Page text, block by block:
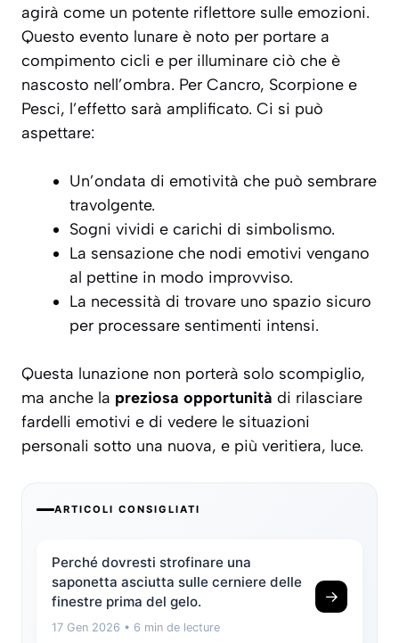
agirà come un potente riflettore sulle emozioni.
Questo evento lunare è noto per portare a
compimento cicli e per illuminare ciò che è
nascosto nell’ombra. Per Cancro, Scorpione e
Pesci, l’effetto sarà amplificato. Ci si può
aspettare:
Un’ondata di emotività che può sembrare
travolgente.
Sogni vividi e carichi di simbolismo.
La sensazione che nodi emotivi vengano
al pettine in modo improvviso.
La necessità di trovare uno spazio sicuro
per processare sentimenti intensi.
Questa lunazione non porterà solo scompiglio,
ma anche la preziosa opportunità di rilasciare
fardelli emotivi e di vedere le situazioni
personali sotto una nuova, e più veritiera, luce.
ARTICOLI CONSIGLIATI
Perché dovresti strofinare una
saponetta asciutta sulle cerniere delle
finestre prima del gelo.
17 Gen 2026 • 6 min de lecture
→